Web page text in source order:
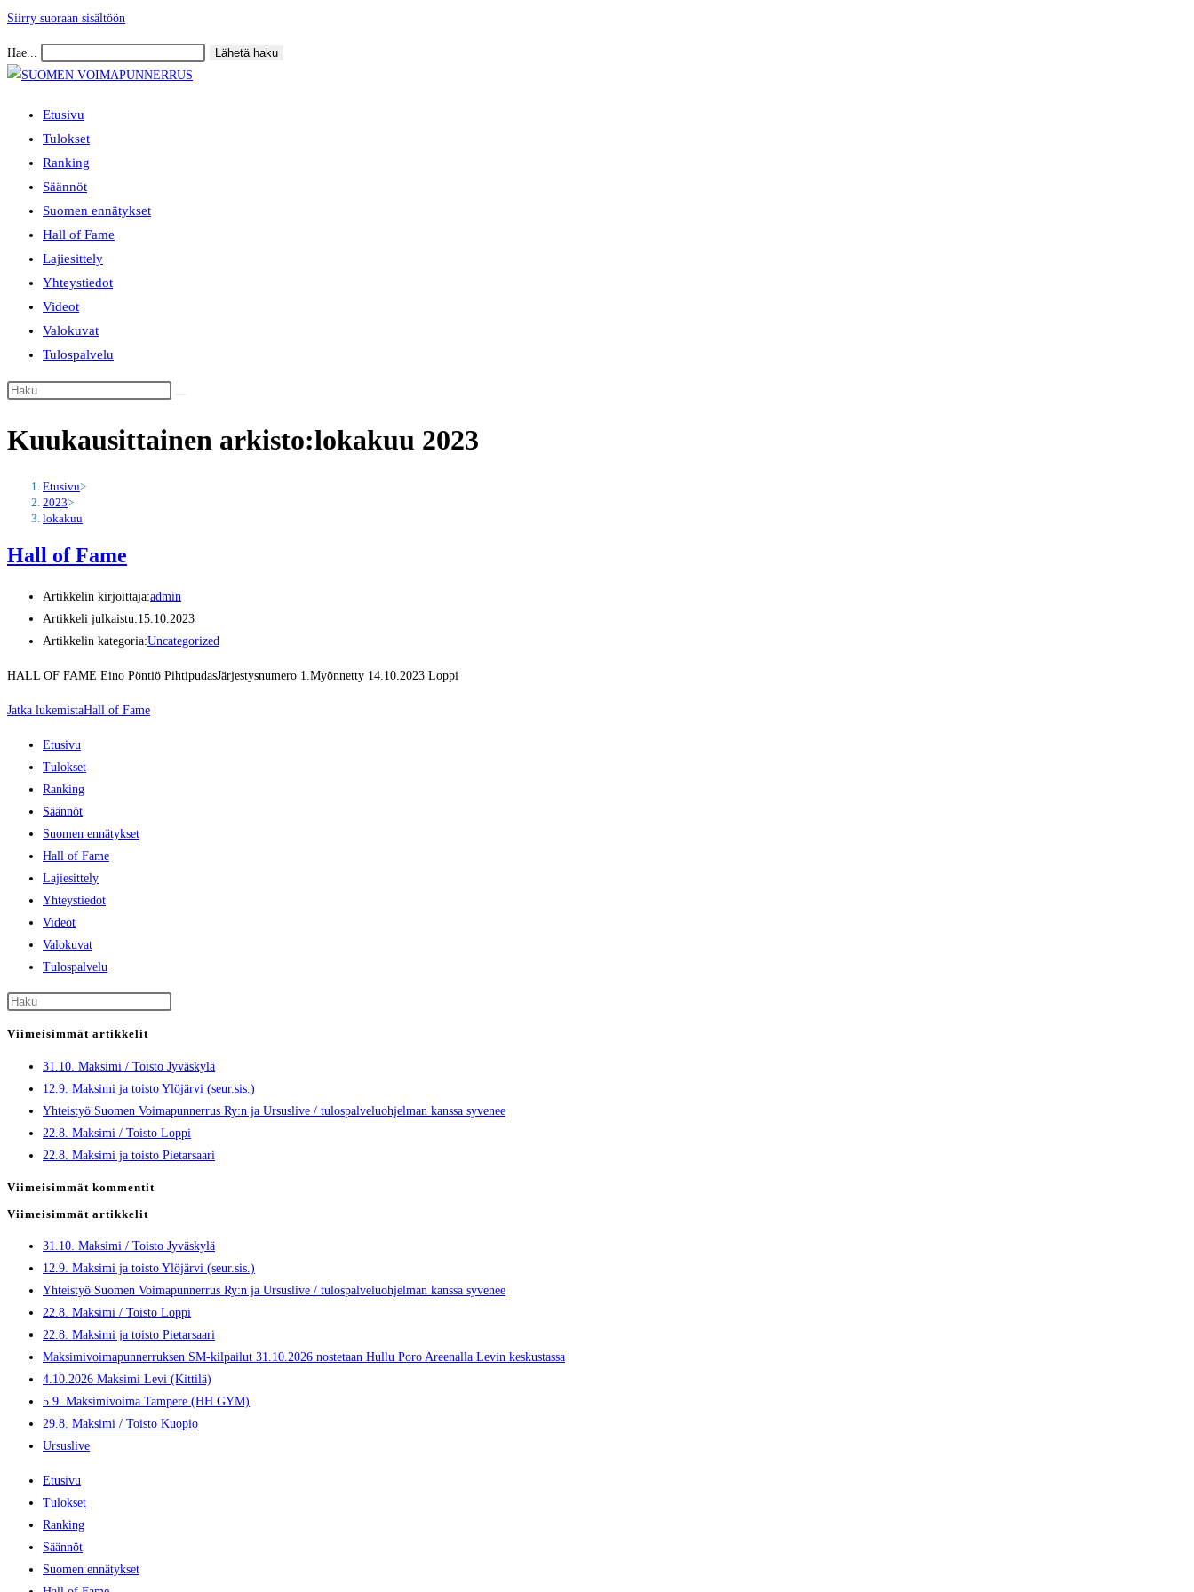
Siirry suoraan sisältöön
Hae... Lähetä haku
Etusivu
Tulokset
Ranking
Säännöt
Suomen ennätykset
Hall of Fame
Lajiesittely
Yhteystiedot
Videot
Valokuvat
Tulospalvelu
Kuukausittainen arkisto:lokakuu 2023
Etusivu>
2023>
lokakuu
Hall of Fame
Artikkelin kirjoittaja:admin
Artikkeli julkaistu:15.10.2023
Artikkelin kategoria:Uncategorized
HALL OF FAME Eino Pöntiö PihtipudasJärjestysnumero 1.Myönnetty 14.10.2023 Loppi
Jatka lukemistaHall of Fame
Etusivu
Tulokset
Ranking
Säännöt
Suomen ennätykset
Hall of Fame
Lajiesittely
Yhteystiedot
Videot
Valokuvat
Tulospalvelu
Viimeisimmät artikkelit
31.10. Maksimi / Toisto Jyväskylä
12.9. Maksimi ja toisto Ylöjärvi (seur.sis.)
Yhteistyö Suomen Voimapunnerrus Ry:n ja Ursuslive / tulospalveluohjelman kanssa syvenee
22.8. Maksimi / Toisto Loppi
22.8. Maksimi ja toisto Pietarsaari
Viimeisimmät kommentit
Viimeisimmät artikkelit
31.10. Maksimi / Toisto Jyväskylä
12.9. Maksimi ja toisto Ylöjärvi (seur.sis.)
Yhteistyö Suomen Voimapunnerrus Ry:n ja Ursuslive / tulospalveluohjelman kanssa syvenee
22.8. Maksimi / Toisto Loppi
22.8. Maksimi ja toisto Pietarsaari
Maksimivoimapunnerruksen SM-kilpailut 31.10.2026 nostetaan Hullu Poro Areenalla Levin keskustassa
4.10.2026 Maksimi Levi (Kittilä)
5.9. Maksimivoima Tampere (HH GYM)
29.8. Maksimi / Toisto Kuopio
Ursuslive
Etusivu
Tulokset
Ranking
Säännöt
Suomen ennätykset